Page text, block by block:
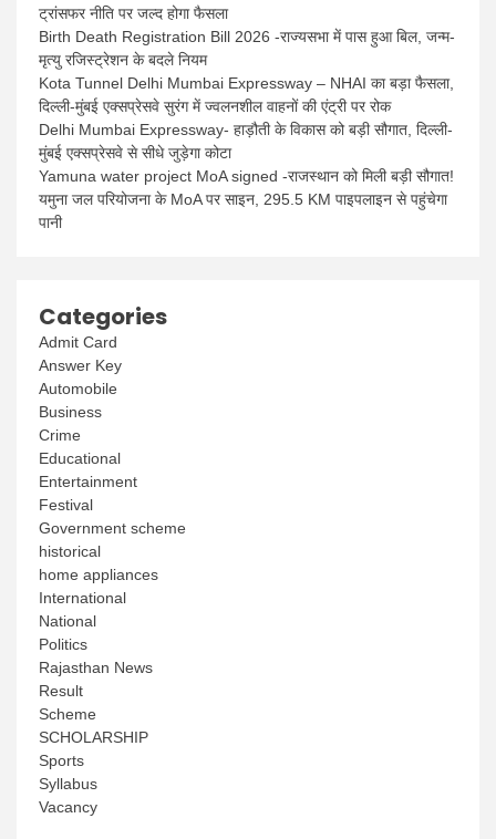
ट्रांसफर नीति पर जल्द होगा फैसला
Birth Death Registration Bill 2026 -राज्यसभा में पास हुआ बिल, जन्म-
मृत्यु रजिस्ट्रेशन के बदले नियम
Kota Tunnel Delhi Mumbai Expressway – NHAI का बड़ा फैसला,
दिल्ली-मुंबई एक्सप्रेसवे सुरंग में ज्वलनशील वाहनों की एंट्री पर रोक
Delhi Mumbai Expressway- हाड़ौती के विकास को बड़ी सौगात, दिल्ली-
मुंबई एक्सप्रेसवे से सीधे जुड़ेगा कोटा
Yamuna water project MoA signed -राजस्थान को मिली बड़ी सौगात!
यमुना जल परियोजना के MoA पर साइन, 295.5 KM पाइपलाइन से पहुंचेगा
पानी
Categories
Admit Card
Answer Key
Automobile
Business
Crime
Educational
Entertainment
Festival
Government scheme
historical
home appliances
International
National
Politics
Rajasthan News
Result
Scheme
SCHOLARSHIP
Sports
Syllabus
Vacancy